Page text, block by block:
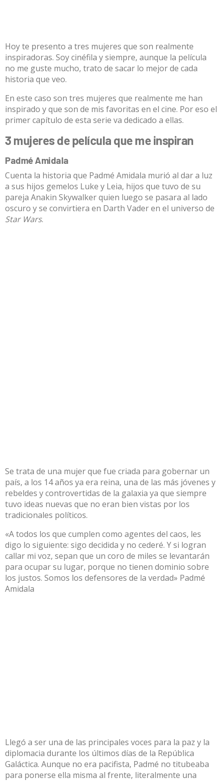
Hoy te presento a tres mujeres que son realmente
inspiradoras. Soy cinéfila y siempre, aunque la película
no me guste mucho, trato de sacar lo mejor de cada
historia que veo.
En este caso son tres mujeres que realmente me han
inspirado y que son de mis favoritas en el cine. Por eso el
primer capítulo de esta serie va dedicado a ellas.
3 mujeres de película que me inspiran
Padmé Amidala
Cuenta la historia que Padmé Amidala murió al dar a luz
a sus hijos gemelos Luke y Leia, hijos que tuvo de su
pareja Anakin Skywalker quien luego se pasara al lado
oscuro y se convirtiera en Darth Vader en el universo de
Star Wars.
Se trata de una mujer que fue criada para gobernar un
país, a los 14 años ya era reina, una de las más jóvenes y
rebeldes y controvertidas de la galaxia ya que siempre
tuvo ideas nuevas que no eran bien vistas por los
tradicionales políticos.
«A todos los que cumplen como agentes del caos, les
digo lo siguiente: sigo decidida y no cederé. Y si logran
callar mi voz, sepan que un coro de miles se levantarán
para ocupar su lugar, porque no tienen dominio sobre
los justos. Somos los defensores de la verdad» Padmé
Amidala
Llegó a ser una de las principales voces para la paz y la
diplomacia durante los últimos días de la República
Galáctica. Aunque no era pacifista, Padmé no titubeaba
para ponerse ella misma al frente, literalmente una